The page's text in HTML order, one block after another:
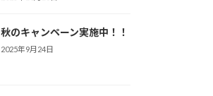
秋のキャンペーン実施中！！
2025年9月24日